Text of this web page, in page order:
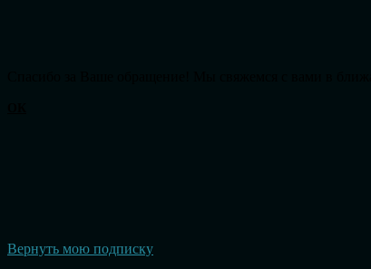
Вернуть мою подписку